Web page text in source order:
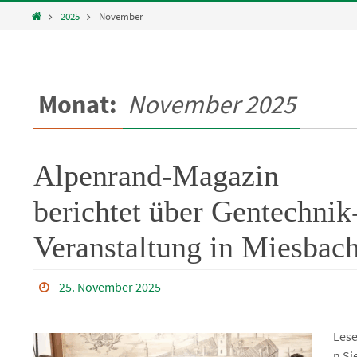
Home2025 November
Monat: November 2025
Alpenrand-Magazin
berichtet über
Veranstaltung in
25. November 2025
Lese